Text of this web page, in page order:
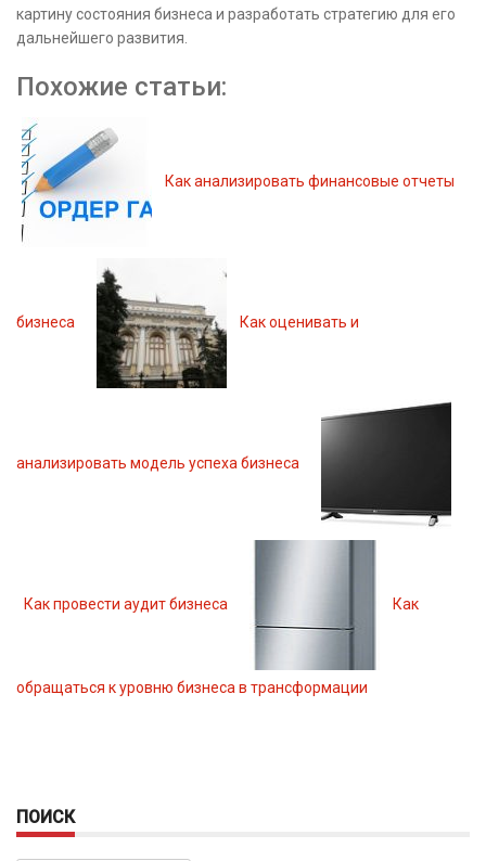
картину состояния бизнеса и разработать стратегию для его
дальнейшего развития.
Похожие статьи:
Как анализировать финансовые отчеты
бизнеса Как оценивать и
анализировать модель успеха бизнеса
Как провести аудит бизнеса Как
обращаться к уровню бизнеса в трансформации
ПОИСК